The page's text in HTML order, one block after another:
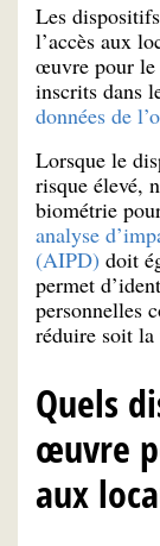
Les
l’accès aux
œuvre pour le
inscrits dans
données de
Lorsque le
risque élevé,
biométrie
analyse
(AIPD) doit
permet
personnelles
réduire soit la
Quels
œuvre
aux